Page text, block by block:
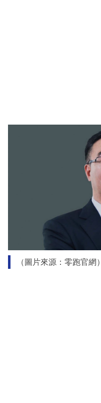
（圖片來源：零跑官網）